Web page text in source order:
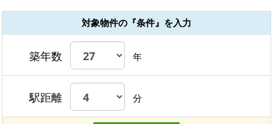
対象物件の『条件』を入力
築年数 年
駅距離 分